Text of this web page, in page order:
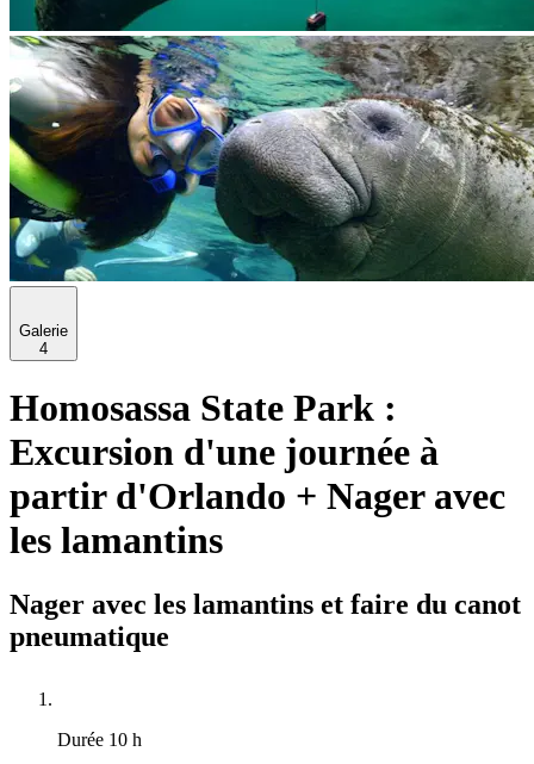
Galerie
4
Homosassa State Park :
Excursion d'une journée à
partir d'Orlando + Nager avec
les lamantins
Nager avec les lamantins et faire du canot
pneumatique
Durée 10 h